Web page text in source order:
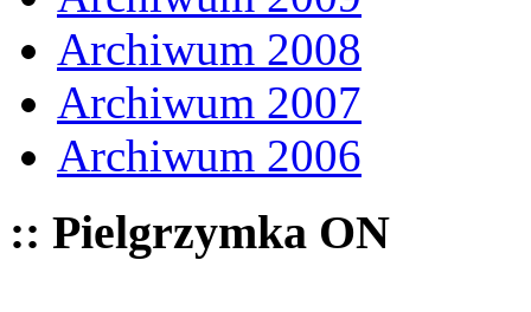
Archiwum 2008
Archiwum 2007
Archiwum 2006
:: Pielgrzymka ON